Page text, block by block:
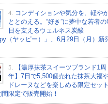
4.
コンディションや気分を、軽や
ととのえる。“好き”に夢中な若者の
日を支えるウェルネス炭酸
（ヤッピー）」、6月29日（月）新
5.
【濃厚抹茶スイーツブランド1周
年】7日で5,500個売れた抹茶大福
ドレーヌなどを楽しめる限定セット
限定で販売開始！